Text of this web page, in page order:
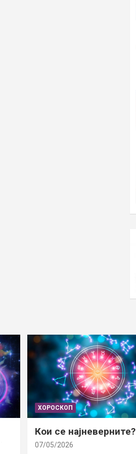
ХОРОСКОП
Кои се најневерните?
07/05/2026